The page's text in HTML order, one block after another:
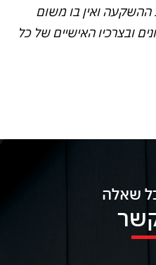
ואין בו משום
ובצרכיו האישיים של כל
שאלה